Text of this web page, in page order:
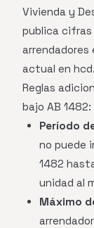
Vivienda y
publica cifras
arrendadores
actual en
Reglas
bajo AB 1482:
Período
no puede
1482
unidad al
Máximo